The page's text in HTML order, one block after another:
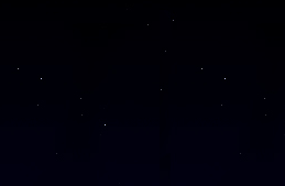
SAMSTAG